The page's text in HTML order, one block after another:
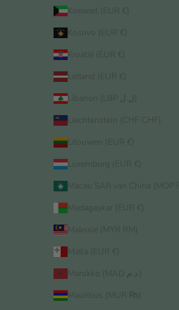
Koeweit (EUR €)
Kroatië (EUR €)
Letland (EUR €)
Liechtenstein (CHF CHF)
Litouwen (EUR €)
Luxemburg (EUR €)
Macau SAR van China (MOP P)
Madagaskar (EUR €)
Maleisië (MYR RM)
Malta (EUR €)
Mauritius (MUR ₨)